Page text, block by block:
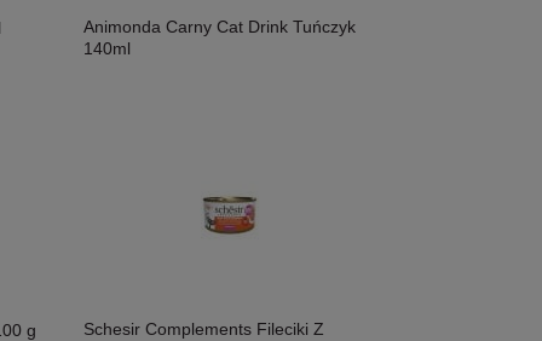
Animonda Carny Cat Drink Tuńczyk
140ml
g
Schesir Complements Fileciki Z